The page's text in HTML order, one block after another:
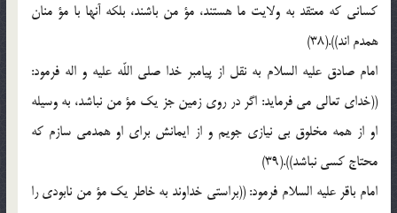
كسانى كه معتقد به ولايت ما هستند، مؤ من باشند، بلكه آنها با مؤ منان
همدم اند)).(38)
امام صادق عليه السلام به نقل از پيامبر خدا صلى اللّه عليه و اله فرمود:
((خداى تعالى مى فرمايد: اگر در روى زمين جز يك مؤ من نباشد، به وسيله
او از همه مخلوق بى نيازى جويم و از ايمانش براى او همدمى سازم كه
محتاج كسى نباشد)).(39)
امام باقر عليه السلام فرمود: ((براستى خداوند به خاطر يك مؤ من نابودى را